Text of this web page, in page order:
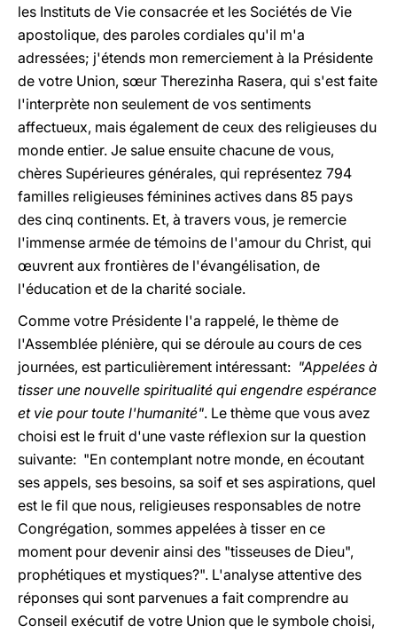
les Instituts de Vie consacrée et les Sociétés de Vie
apostolique, des paroles cordiales qu'il m'a
adressées; j'étends mon remerciement à la Présidente
de votre Union, sœur Therezinha Rasera, qui s'est faite
l'interprète non seulement de vos sentiments
affectueux, mais également de ceux des religieuses du
monde entier. Je salue ensuite chacune de vous,
chères Supérieures générales, qui représentez 794
familles religieuses féminines actives dans 85 pays
des cinq continents. Et, à travers vous, je remercie
l'immense armée de témoins de l'amour du Christ, qui
œuvrent aux frontières de l'évangélisation, de
l'éducation et de la charité sociale.
Comme votre Présidente l'a rappelé, le thème de
l'Assemblée plénière, qui se déroule au cours de ces
journées, est particulièrement intéressant: "Appelées à
tisser une nouvelle spiritualité qui engendre espérance
et vie pour toute l'humanité". Le thème que vous avez
choisi est le fruit d'une vaste réflexion sur la question
suivante: "En contemplant notre monde, en écoutant
ses appels, ses besoins, sa soif et ses aspirations, quel
est le fil que nous, religieuses responsables de notre
Congrégation, sommes appelées à tisser en ce
moment pour devenir ainsi des "tisseuses de Dieu",
prophétiques et mystiques?". L'analyse attentive des
réponses qui sont parvenues a fait comprendre au
Conseil exécutif de votre Union que le symbole choisi,